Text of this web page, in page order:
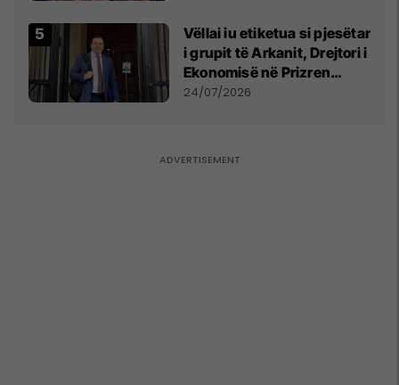
Vëllai iu etiketua si pjesëtar
i grupit të Arkanit, Drejtori i
Ekonomisë në Prizren
mohon pretendimet
24/07/2026